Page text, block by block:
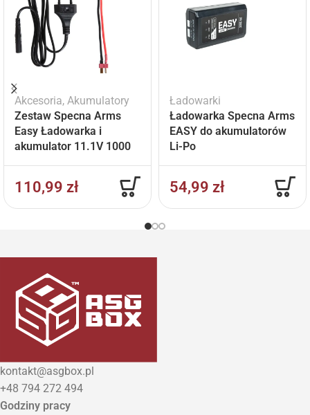
Akcesoria, Akumulatory
Zestaw Specna Arms
Easy Ładowarka i
akumulator 11.1V 1000
110,99 zł
Ładowarki
Ładowarka Specna Arms
EASY do akumulatorów
Li-Po
54,99 zł
kontakt@asgbox.pl
+48 794 272 494
Godziny pracy